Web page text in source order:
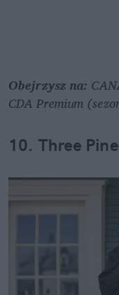
Obejrzysz na:
CDA Premium
10. Three